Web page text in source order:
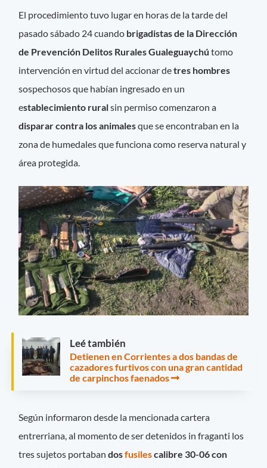
El procedimiento tuvo lugar en horas de la tarde del
pasado sábado 24 cuando brigadistas de la Dirección
de Prevención Delitos Rurales Gualeguaychú tomo
intervención en virtud del accionar detres hombres
sospechosos que habían ingresado en un
establecimiento ruralsin permiso comenzaron a
disparar contra los animalesque se encontraban en la
zona de humedales que funciona como reserva natural y
área protegida.
Leé también
Detienen en Corrientes a dos bandas de
cazadores furtivos con una gran cantidad
de carpinchos faenados
Según informaron desde la mencionada cartera
entrerriana, al momento de ser detenidos in fraganti los
tres sujetos portabandosfusilescalibre 30-06 con